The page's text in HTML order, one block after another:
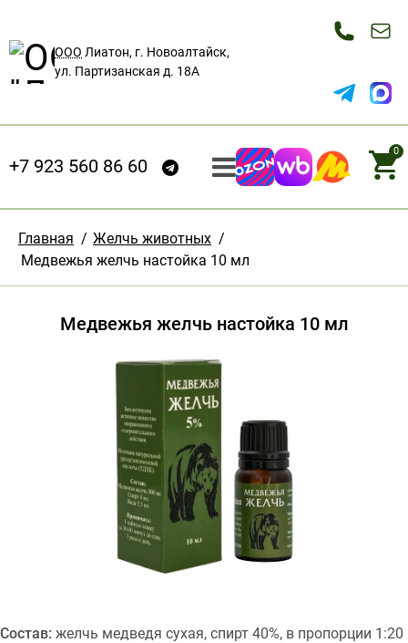
ООО Лиатон, г. Новоалтайск,
ул. Партизанская д. 18А
+7 923 560 86 60
0
Главная / Желчь животных /
Медвежья желчь настойка 10 мл
Медвежья желчь настойка 10 мл
Состав: желчь медведя сухая, спирт 40%, в пропорции 1:20